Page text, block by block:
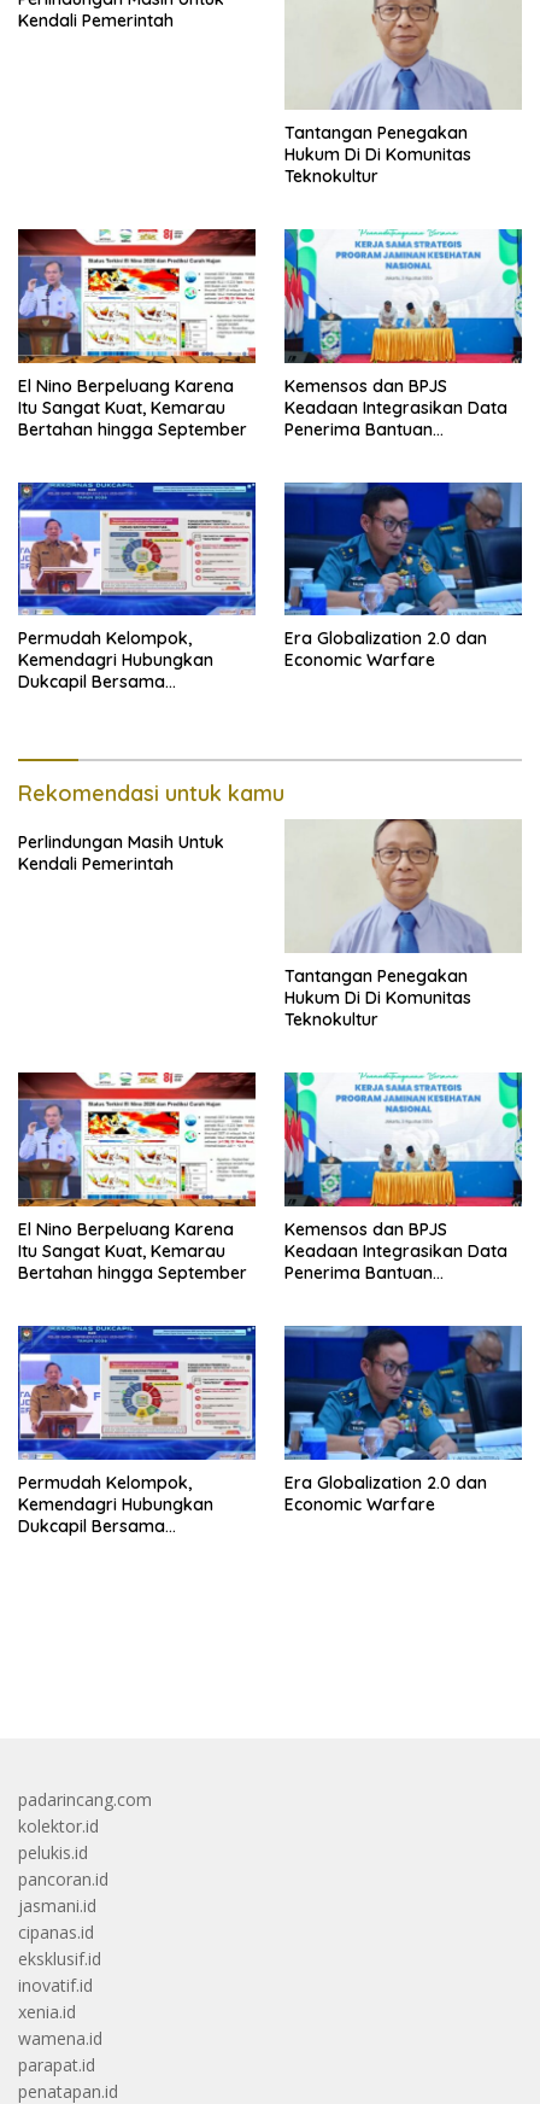
Kendali Pemerintah
Tantangan Penegakan
Hukum Di Di Komunitas
Teknokultur
El Nino Berpeluang Karena
Itu Sangat Kuat, Kemarau
Bertahan hingga September
Kemensos dan BPJS
Keadaan Integrasikan Data
Penerima Bantuan
Permudah Kelompok,
Kemendagri Hubungkan
Dukcapil Bersama
Era Globalization 2.0 dan
Economic Warfare
Rekomendasi untuk kamu
Perlindungan Masih Untuk
Kendali Pemerintah
Tantangan Penegakan
Hukum Di Di Komunitas
Teknokultur
El Nino Berpeluang Karena
Itu Sangat Kuat, Kemarau
Bertahan hingga September
Kemensos dan BPJS
Keadaan Integrasikan Data
Penerima Bantuan
Permudah Kelompok,
Kemendagri Hubungkan
Dukcapil Bersama
Era Globalization 2.0 dan
Economic Warfare
padarincang.com
kolektor.id
pelukis.id
pancoran.id
jasmani.id
cipanas.id
eksklusif.id
inovatif.id
xenia.id
wamena.id
parapat.id
penatapan.id